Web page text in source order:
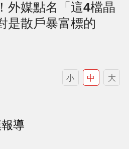
外媒點名「這4檔晶
是散戶暴富標的
小 中 大
導